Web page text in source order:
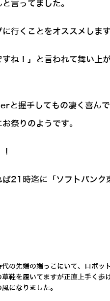
言ってました。
行くことをオススメします
ね！」と言われて舞い
握手してもの凄く喜ん
祭りのようです。
21時迄に「ソフトバンク
の先端の端っこにいて、ロボ
鞋を履いてますが正直上手く
になりました。